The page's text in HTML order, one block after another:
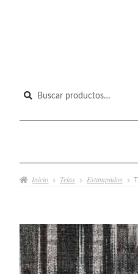
Buscar
Inicio Telas Estampados